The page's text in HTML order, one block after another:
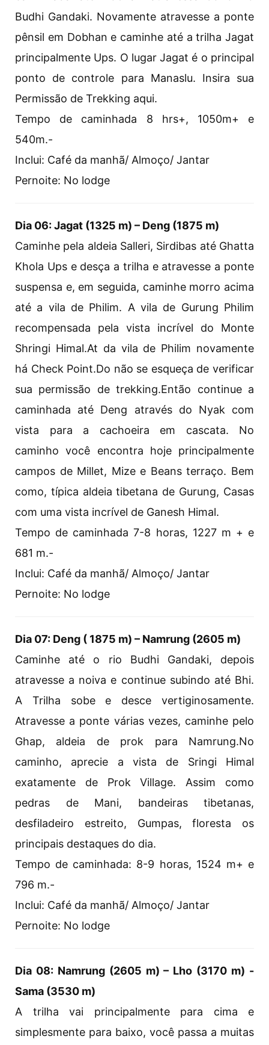
Budhi Gandaki. Novamente atravesse a ponte
pênsil em Dobhan e caminhe até a trilha Jagat
principalmente Ups. O lugar Jagat é o principal
ponto de controle para Manaslu. Insira sua
Permissão de Trekking aqui.
Tempo de caminhada 8 hrs+, 1050m+ e
540m.-
Inclui: Café da manhã/ Almoço/ Jantar
Pernoite: No lodge
Dia 06: Jagat (1325 m) – Deng (1875 m)
Caminhe pela aldeia Salleri, Sirdibas até Ghatta
Khola Ups e desça a trilha e atravesse a ponte
suspensa e, em seguida, caminhe morro acima
até a vila de Philim. A vila de Gurung Philim
recompensada pela vista incrível do Monte
Shringi Himal.At da vila de Philim novamente
há Check Point.Do não se esqueça de verificar
sua permissão de trekking.Então continue a
caminhada até Deng através do Nyak com
vista para a cachoeira em cascata. No
caminho você encontra hoje principalmente
campos de Millet, Mize e Beans terraço. Bem
como, típica aldeia tibetana de Gurung, Casas
com uma vista incrível de Ganesh Himal.
Tempo de caminhada 7-8 horas, 1227 m + e
681 m.-
Inclui: Café da manhã/ Almoço/ Jantar
Pernoite: No lodge
Dia 07: Deng ( 1875 m) – Namrung (2605 m)
Caminhe até o rio Budhi Gandaki, depois
atravesse a noiva e continue subindo até Bhi.
A Trilha sobe e desce vertiginosamente.
Atravesse a ponte várias vezes, caminhe pelo
Ghap, aldeia de prok para Namrung.No
caminho, aprecie a vista de Sringi Himal
exatamente de Prok Village. Assim como
pedras de Mani, bandeiras tibetanas,
desfiladeiro estreito, Gumpas, floresta os
principais destaques do dia.
Tempo de caminhada: 8-9 horas, 1524 m+ e
796 m.-
Inclui: Café da manhã/ Almoço/ Jantar
Pernoite: No lodge
Dia 08: Namrung (2605 m) – Lho (3170 m) -
Sama (3530 m)
A trilha vai principalmente para cima e
simplesmente para baixo, você passa a muitas